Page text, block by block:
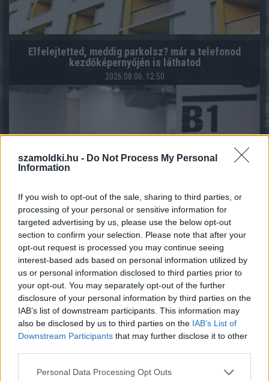
szamoldki.hu - Do Not Process My Personal
Information
If you wish to opt-out of the sale, sharing to third parties, or
processing of your personal or sensitive information for
targeted advertising by us, please use the below opt-out
section to confirm your selection. Please note that after your
opt-out request is processed you may continue seeing
interest-based ads based on personal information utilized by
us or personal information disclosed to third parties prior to
your opt-out. You may separately opt-out of the further
disclosure of your personal information by third parties on the
IAB’s list of downstream participants. This information may
also be disclosed by us to third parties on the IAB’s List of
Downstream Participants that may further disclose it to other
Please note that this website/app uses one or more Google
Personal Data Processing Opt Outs
Elfelejtetted, meddig parkolsz? már a telefonod
kezdőképernyőjén is láthatod
2026.08.06. 12:50
Így használd jól a TikTokot utazástervezéshez
2026.08.06. 11:34